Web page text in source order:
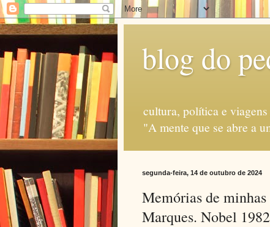
blog do
cultura, política e
"A mente que se abre a
segunda-feira, 14 de outubro de 2024
Memórias de
Marques. Nobel